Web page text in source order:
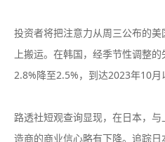
投资者将把注意力从周三公布的
上搬运。在韩国，经季节性调整
2.8%降至2.5%，到达2023年10月
路透社短观查询显现，在日本，
造商的商业信心略有下降。追踪